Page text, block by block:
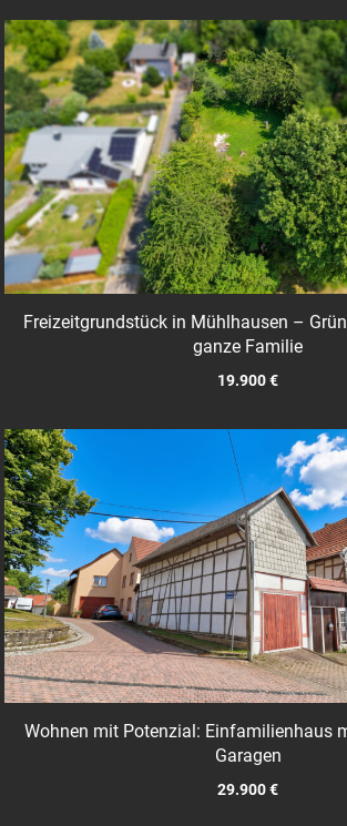
Freizeitgrundstück in Mühlhausen –
ganze Familie
19.900 €
Wohnen mit Potenzial: Einfamilienhaus
Garagen
29.900 €